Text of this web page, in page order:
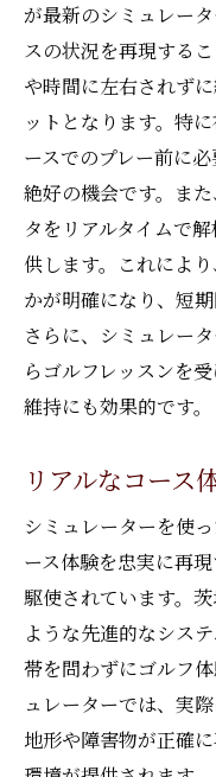
が最新のシミュレー
スの状況を再現する
や時間に左右されず
ットとなります。特
ースでのプレー前に
絶好の機会です。ま
タをリアルタイムで
供します。これによ
かが明確になり、短
さらに、シミュレー
らゴルフレッスンを
維持にも効果的です。
リアルなコース
シミュレーターを使
ース体験を忠実に再
駆使されています。
ような先進的なシス
帯を問わずにゴルフ
ュレーターでは、実
地形や障害物が正確